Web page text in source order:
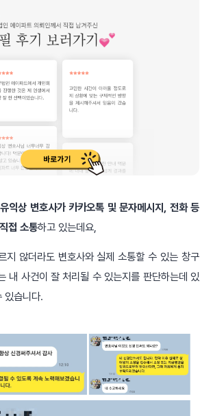
유익상 변호사가 카카오톡 및 문자메시지, 전화 등
접 소통하고 있는데요,
지 않더라도 변호사와 실제 소통할 수 있는 창구
내 사건이 잘 처리될 수 있는지를 판단하는데 있
있습니다.